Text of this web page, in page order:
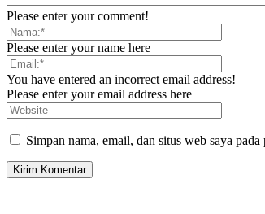
Please enter your comment!
Please enter your name here
You have entered an incorrect email address!
Please enter your email address here
Simpan nama, email, dan situs web saya